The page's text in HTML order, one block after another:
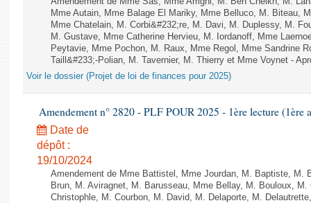
Budget et sécurité sociale
Questions écrites et orales
Comptes rendus des débats
Mme Autain, Mme Balage El Mariky, Mme Belluco, M. Biteau,
Mme Chatelain, M. Corbi&#232;re, M. Davi, M. Duplessy, M.
M. Gustave, Mme Catherine Hervieu, M. Iordanoff, Mme
Peytavie, Mme Pochon, M. Raux, Mme Regol, Mme Sandrine
Taill&#233;-Polian, M. Tavernier, M. Thierry et Mme Voynet -
Voir le dossier (Projet de loi de finances pour 2025)
Amendement n° 2820 - PLF POUR 2025 - 1ère lecture (1ère
Date de
dépôt :
19/10/2024
Amendement de Mme Battistel, Mme Jourdan, M. Baptiste, M.
Brun, M. Aviragnet, M. Barusseau, Mme Bellay, M. Bouloux,
Christophle, M. Courbon, M. David, M. Delaporte, M.